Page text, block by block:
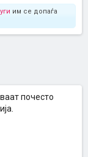
им се допаѓа
почесто